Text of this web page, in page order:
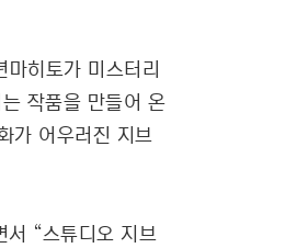
히토가 미스터리
작품을 만들어 온
가 어우러진 지브
서 “스튜디오 지브